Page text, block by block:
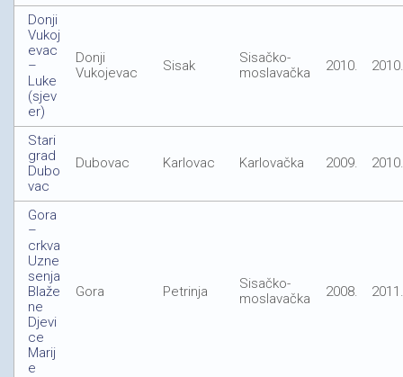
Donji
Vukoj
evac
–
Luke
(sjev
er)
Donji
Vukojevac
Sisak
Sisačko-
moslavačka
2010. 2010.
Stari
grad
Dubo
vac
Dubovac Karlovac Karlovačka 2009. 2010.
Gora
–
crkva
Uzne
senja
Blaže
ne
Djevi
ce
Marij
e
Gora Petrinja
Sisačko-
moslavačka
2008. 2011.